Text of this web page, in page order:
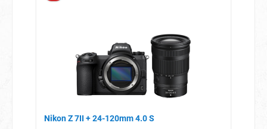
Nikon Z 7II + 24-120mm 4.0 S